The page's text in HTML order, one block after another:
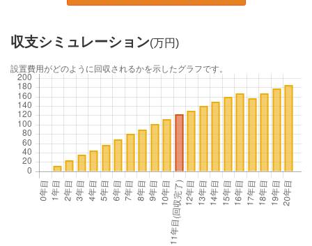
収支シミュレーション(万円)
設置費用がどのように回収されるかを示したグラフです。